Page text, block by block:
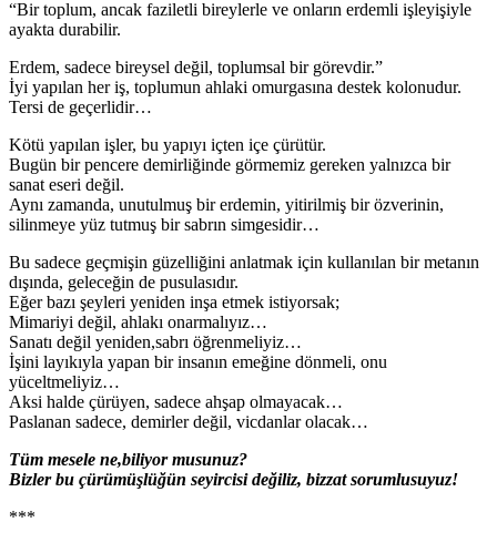
“Bir toplum, ancak faziletli bireylerle ve onların erdemli işleyişiyle
ayakta durabilir.
Erdem, sadece bireysel değil, toplumsal bir görevdir.”
İyi yapılan her iş, toplumun ahlaki omurgasına destek kolonudur.
Tersi de geçerlidir…
Kötü yapılan işler, bu yapıyı içten içe çürütür.
Bugün bir pencere demirliğinde görmemiz gereken yalnızca bir
sanat eseri değil.
Aynı zamanda, unutulmuş bir erdemin, yitirilmiş bir özverinin,
silinmeye yüz tutmuş bir sabrın simgesidir…
Bu sadece geçmişin güzelliğini anlatmak için kullanılan bir metanın
dışında, geleceğin de pusulasıdır.
Eğer bazı şeyleri yeniden inşa etmek istiyorsak;
Mimariyi değil, ahlakı onarmalıyız…
Sanatı değil yeniden,sabrı öğrenmeliyiz…
İşini layıkıyla yapan bir insanın emeğine dönmeli, onu
yüceltmeliyiz…
Aksi halde çürüyen, sadece ahşap olmayacak…
Paslanan sadece, demirler değil, vicdanlar olacak…
Tüm mesele ne,biliyor musunuz?
Bizler bu çürümüşlüğün seyircisi değiliz, bizzat sorumlusuyuz!
***